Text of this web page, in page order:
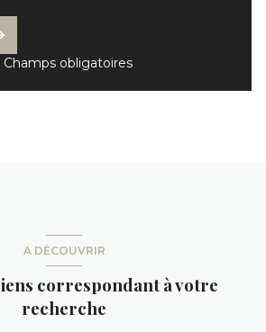
Champs obligatoires
A DÉCOUVRIR
correspondant à votre
recherche